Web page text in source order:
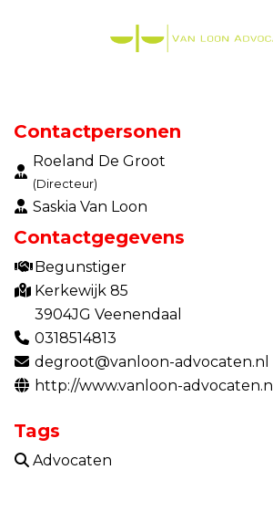
Contactpersonen
Roeland De Groot
(Directeur)
Saskia Van Loon
Contactgegevens
Begunstiger
Kerkewijk 85
3904JG Veenendaal
0318514813
degroot@vanloon-advocaten.nl
http://www.vanloon-advocaten.nl
Tags
Advocaten